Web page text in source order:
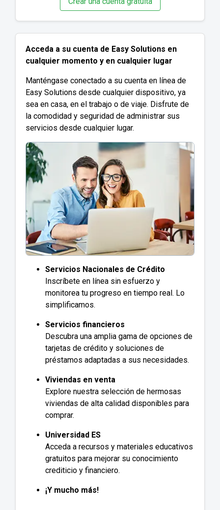
Acceda a su cuenta de Easy Solutions en
cualquier momento y en cualquier lugar
Manténgase conectado a su cuenta en línea de
Easy Solutions desde cualquier dispositivo, ya
sea en casa, en el trabajo o de viaje. Disfrute de
la comodidad y seguridad de administrar sus
servicios desde cualquier lugar.
Servicios Nacionales de Crédito
Inscríbete en línea sin esfuerzo y
monitorea tu progreso en tiempo real. Lo
simplificamos.
Servicios financieros
Descubra una amplia gama de opciones de
tarjetas de crédito y soluciones de
préstamos adaptadas a sus necesidades.
Viviendas en venta
Explore nuestra selección de hermosas
viviendas de alta calidad disponibles para
comprar.
Universidad ES
Acceda a recursos y materiales educativos
gratuitos para mejorar su conocimiento
crediticio y financiero.
¡Y mucho más!